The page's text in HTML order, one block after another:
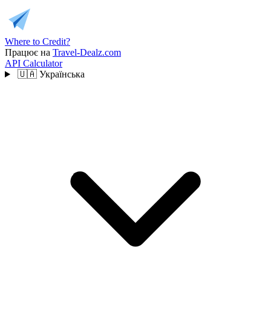
Where to Credit?
Працює на Travel-Dealz.com
API Calculator
🇺🇦 Українська